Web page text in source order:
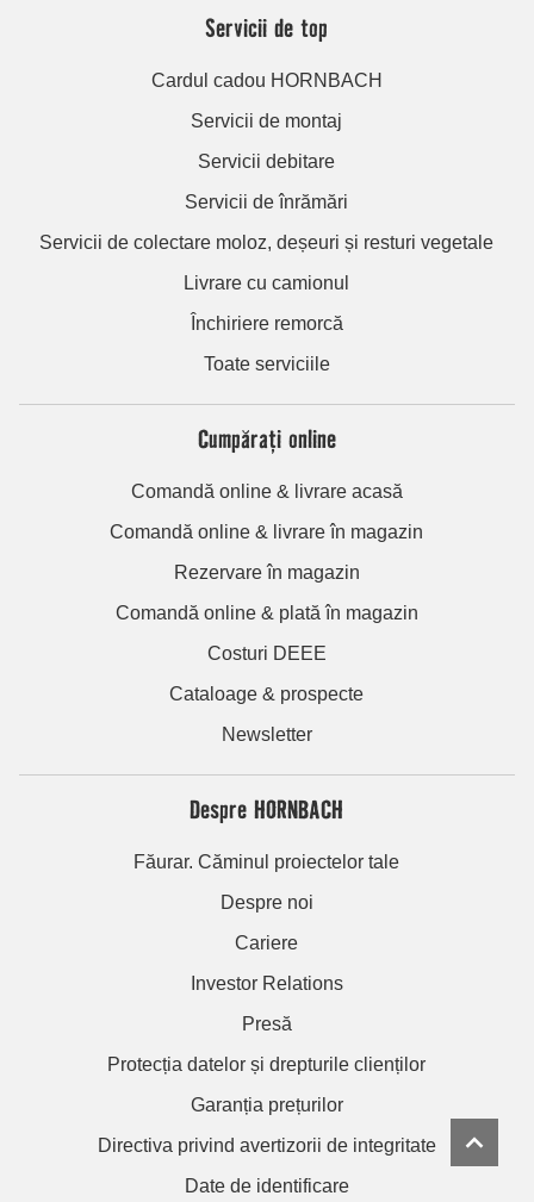
Servicii de top
Cardul cadou HORNBACH
Servicii de montaj
Servicii debitare
Servicii de înrămări
Servicii de colectare moloz, deșeuri și resturi vegetale
Livrare cu camionul
Închiriere remorcă
Toate serviciile
Cumpărați online
Comandă online & livrare acasă
Comandă online & livrare în magazin
Rezervare în magazin
Comandă online & plată în magazin
Costuri DEEE
Cataloage & prospecte
Newsletter
Despre HORNBACH
Făurar. Căminul proiectelor tale
Despre noi
Cariere
Investor Relations
Presă
Protecția datelor și drepturile clienților
Garanția prețurilor
Directiva privind avertizorii de integritate
Date de identificare